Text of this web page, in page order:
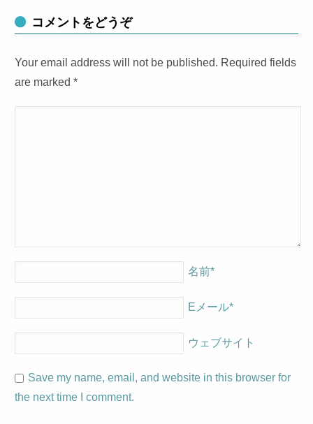
コメントをどうぞ
Your email address will not be published. Required fields
are marked*
名前*
Eメール*
ウェブサイト
Save my name, email, and website in this browser for
the next time I comment.